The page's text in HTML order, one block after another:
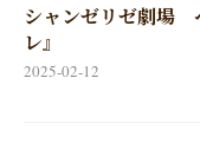
シャンゼリゼ劇場
レ』
2025-02-12